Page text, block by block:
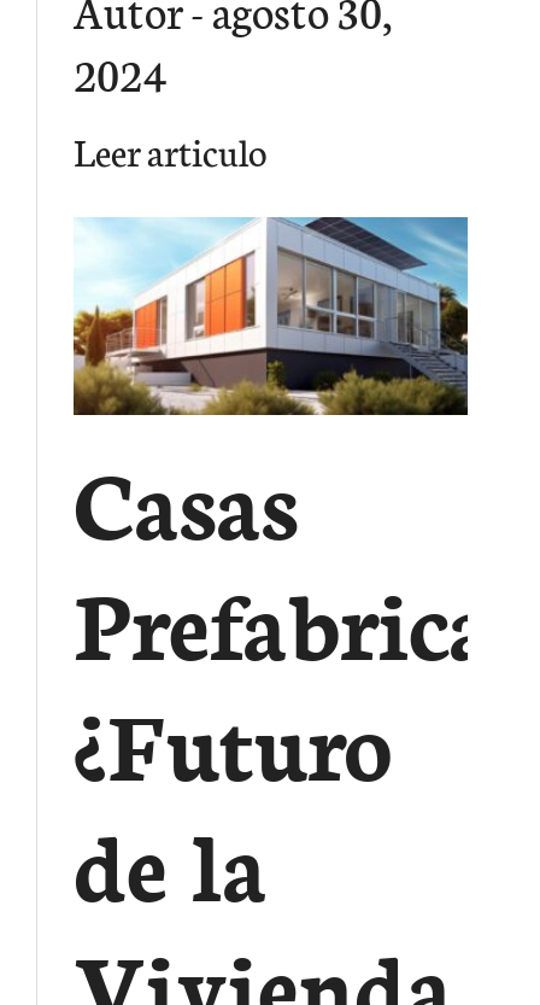
2024
Leer articulo
Casas
¿Futuro
de la